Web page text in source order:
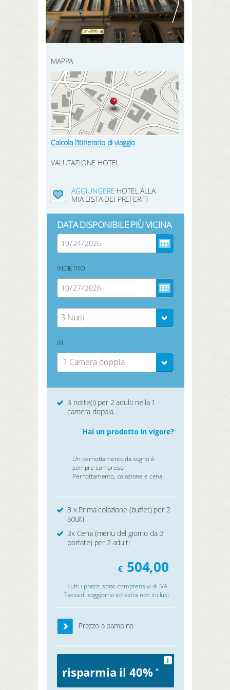
REGISTRATI QUI
prenotazione
prodotti
hotel preferiti
LOGIN
CERCA
MAPPA
Calcola l'itinerario di viaggio
VALUTAZIONE HOTEL
AGGIUNGERE HOTEL ALLA
MIA LISTA DEI PREFERITI
DATA DISPONIBILE PIÙ VICINA
INDIETRO
3 Notti
IN
1 Camera doppia
3 notte(i) per 2 adulti nella 1
camera doppia
Hai un prodotto in vigore?
Un pernottamento da sogno è
sempre compreso
Pernottamento, colazione e cena.
3 x Prima colazione (buffet) per 2
adulti
3x Cena (menu del giorno da 3
portate) per 2 adulti
€ 504,00
Tutti i prezzi sono comprensivi di IVA.
Tassa di soggiorno ed extra non inclusi
Prezzo a bambino
risparmia il 40%*
i